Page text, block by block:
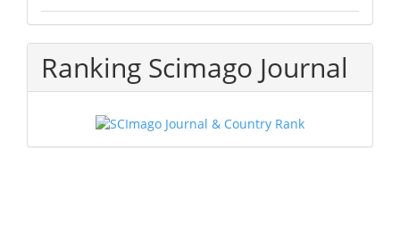
Ranking Scimago Journal